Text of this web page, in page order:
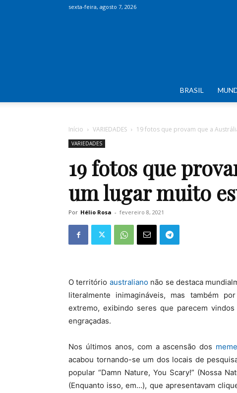
sexta-feira, agosto 7, 2026
BRASIL
Início VARIEDADES 19 fotos que provam que a
VARIEDADES
19 fotos que
um lugar muito
Por Hélio Rosa - fevereiro 8, 2021
O território australianonão se destaca
literalmente inimagináveis, mas também
extremo, exibindo seres que parecem
engraçadas.
Nos últimos anos, com a ascensão dos
acabou tornando-se um dos locais de
popular “Damn Nature, You Scary!” (Nossa
(Enquanto isso, em…), que apresentavam